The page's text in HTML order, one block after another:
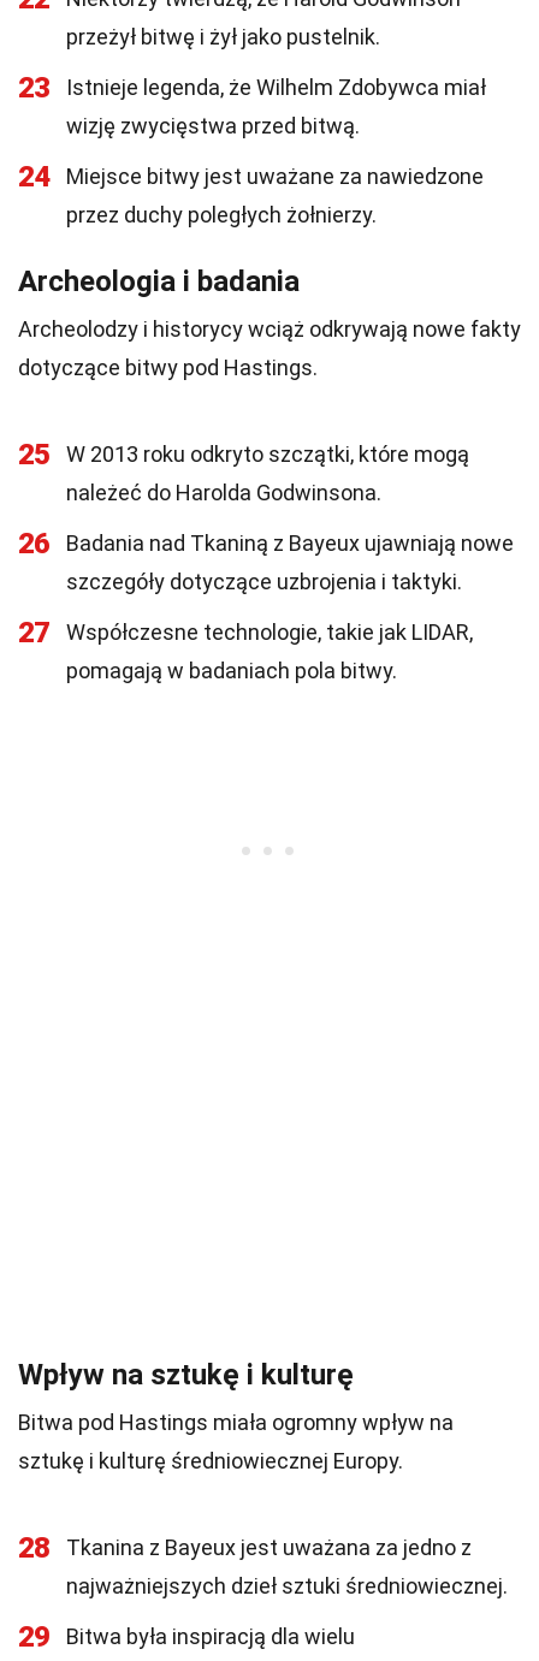
przeżył bitwę i żył jako pustelnik.
23
Istnieje legenda, że Wilhelm Zdobywca miał
wizję zwycięstwa przed bitwą.
24
Miejsce bitwy jest uważane za nawiedzone
przez duchy poległych żołnierzy.
Archeologia i badania
Archeolodzy i historycy wciąż odkrywają nowe fakty
dotyczące bitwy pod Hastings.
25
W 2013 roku odkryto szczątki, które mogą
należeć do Harolda Godwinsona.
26
Badania nad Tkaniną z Bayeux ujawniają nowe
szczegóły dotyczące uzbrojenia i taktyki.
27
Współczesne technologie, takie jak LIDAR,
pomagają w badaniach pola bitwy.
Wpływ na sztukę i kulturę
Bitwa pod Hastings miała ogromny wpływ na
sztukę i kulturę średniowiecznej Europy.
28
Tkanina z Bayeux jest uważana za jedno z
najważniejszych dzieł sztuki średniowiecznej.
29
Bitwa była inspiracją dla wielu